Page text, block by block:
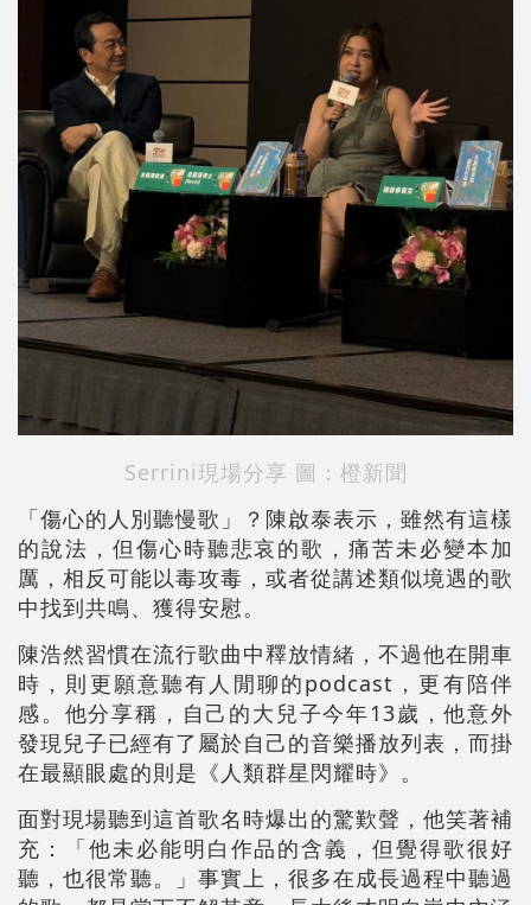
Serrini現場分享 圖：橙新聞
「傷心的人別聽慢歌」？陳啟泰表示，雖然有這樣
的說法，但傷心時聽悲哀的歌，痛苦未必變本加
厲，相反可能以毒攻毒，或者從講述類似境遇的歌
中找到共鳴、獲得安慰。
陳浩然習慣在流行歌曲中釋放情緒，不過他在開車
時，則更願意聽有人閒聊的podcast，更有陪伴
感。他分享稱，自己的大兒子今年13歲，他意外
發現兒子已經有了屬於自己的音樂播放列表，而掛
在最顯眼處的則是《人類群星閃耀時》。
面對現場聽到這首歌名時爆出的驚歎聲，他笑著補
充：「他未必能明白作品的含義，但覺得歌很好
聽，也很常聽。」事實上，很多在成長過程中聽過